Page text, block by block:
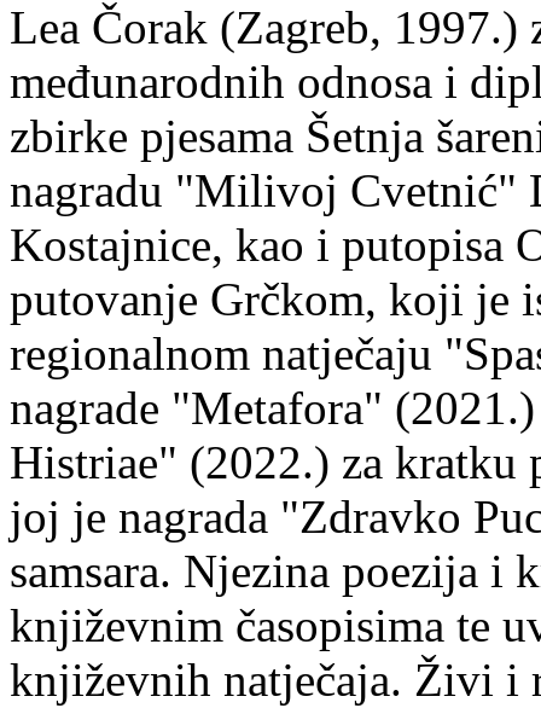
Lea Čorak (Zagreb,
međunarodnih odnosa i
zbirke pjesama Šetnja
nagradu "Milivoj Cvetnić"
Kostajnice, kao i putopisa
putovanje Grčkom, koji je
regionalnom natječaju
nagrade "Metafora"
Histriae" (2022.) za kratku
joj je nagrada "Zdravko
samsara. Njezina poezija i
književnim časopisima te
književnih natječaja. Živi i